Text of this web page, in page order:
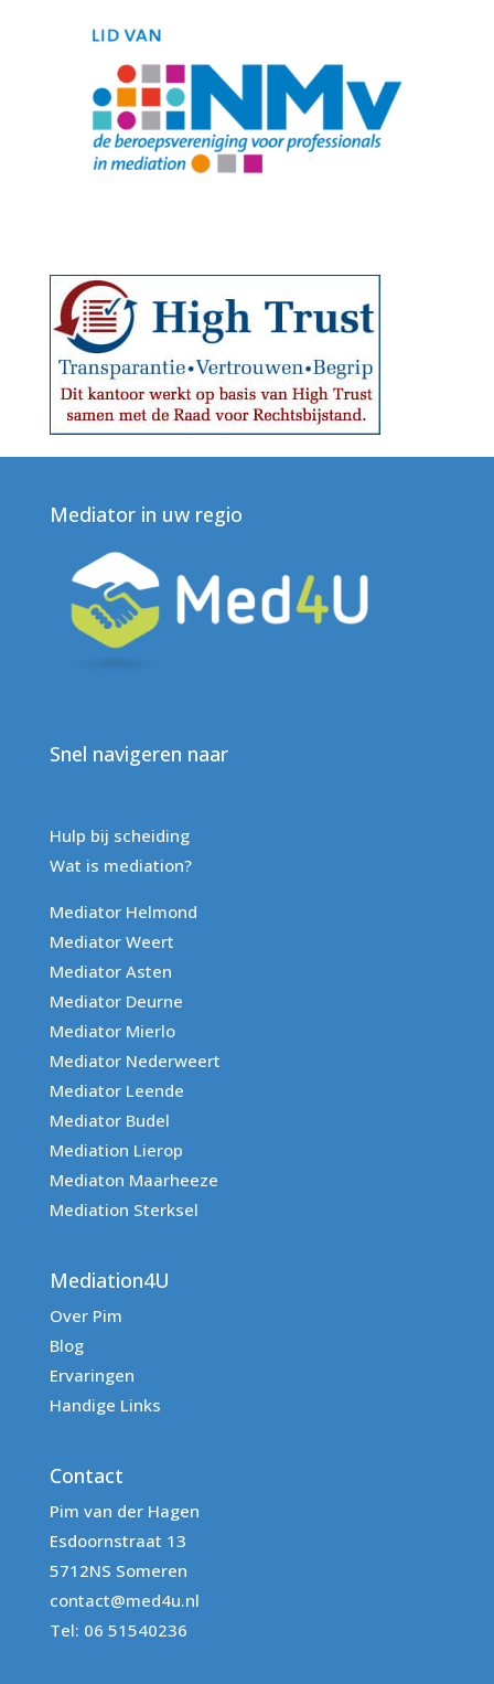
Mediator in uw regio
Snel navigeren naar
Hulp bij scheiding
Wat is mediation?
Mediator Helmond
Mediator Weert
Mediator Asten
Mediator Deurne
Mediator Mierlo
Mediator Nederweert
Mediator Leende
Mediator Budel
Mediation Lierop
Mediaton Maarheeze
Mediation Sterksel
Mediation4U
Over Pim
Blog
Ervaringen
Handige Links
Contact
Pim van der Hagen
Esdoornstraat 13
5712NS Someren
contact@med4u.nl
Tel: 06 51540236